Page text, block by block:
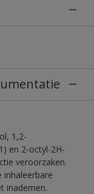
1,2-
en 2-octyl-2H-
veroorzaken.
inhaleerbare
inademen.